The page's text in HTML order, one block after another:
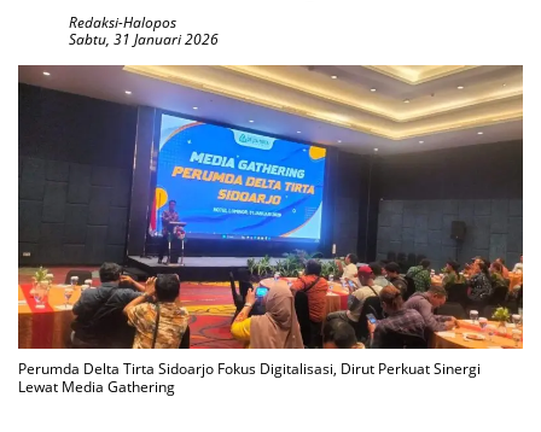
Redaksi-Halopos
Sabtu, 31 Januari 2026
Perumda Delta Tirta Sidoarjo Fokus Digitalisasi, Dirut Perkuat Sinergi
Lewat Media Gathering